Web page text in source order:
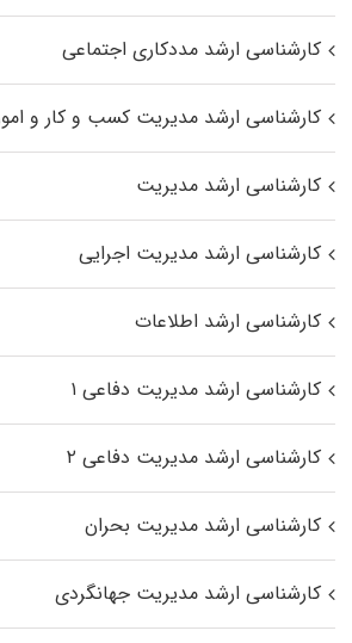
کارشناسی ارشد مددکاری اجتماعی
کارشناسی ارشد مدیریت کسب و کار و
کارشناسی ارشد مدیریت
کارشناسی ارشد مدیریت اجرایی
کارشناسی ارشد اطلاعات
کارشناسی ارشد مدیریت دفاعی ۱
کارشناسی ارشد مدیریت دفاعی ۲
کارشناسی ارشد مدیریت بحران
کارشناسی ارشد مدیریت جهانگردی